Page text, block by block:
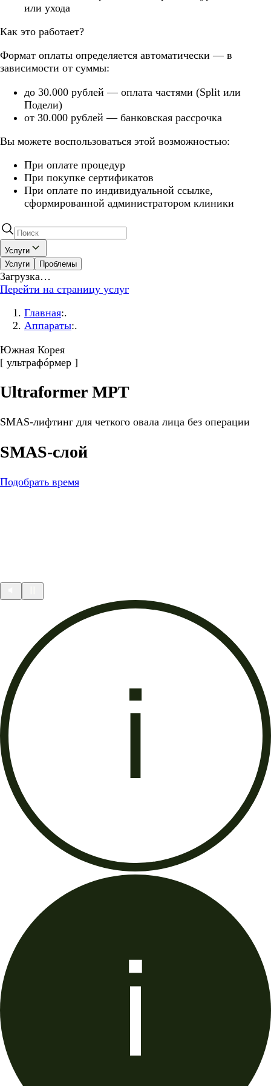
или ухода
Как это работает?
Формат оплаты определяется автоматически — в
зависимости от суммы:
до 30.000 рублей — оплата частями (Split или
Подели)
от 30.000 рублей — банковская рассрочка
Вы можете воспользоваться этой возможностью:
При оплате процедур
При покупке сертификатов
При оплате по индивидуальной ссылке,
сформированной администратором клиники
Услуги
Услуги
Проблемы
Загрузка…
Перейти на страницу услуг
Главная:.
Аппараты:.
Южная Корея
[ ультрафóрмер ]
Ultraformer MPT
SMAS-лифтинг для четкого овала лица без операции
SMAS-слой
Подобрать время